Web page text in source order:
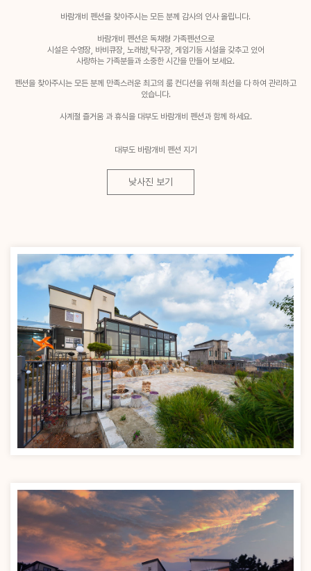
바람개비 펜션을 찾아주시는 모든 분께 감사의 인사 올립니다.
바람개비 펜션은 독채형 가족펜션으로
시설은 수영장, 바비큐장, 노래방,탁구장, 게임기등 시설을 갖추고 있어
사랑하는 가족분들과 소중한 시간을 만들어 보세요.
펜션을 찾아주시는 모든 분께 만족스러운 최고의 룸 컨디션을 위해 최선을 다 하여 관리하고
있습니다.
사계절 즐거움 과 휴식을 대부도 바람개비 펜션과 함께 하세요.
대부도 바람개비 펜션 지기
낮사진 보기